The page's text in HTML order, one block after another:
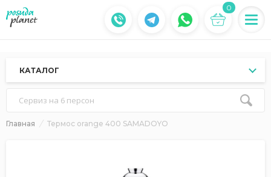
0
КАТАЛОГ
Сервиз на 6 персон
Главная Термос orange 400 SAMADOYO